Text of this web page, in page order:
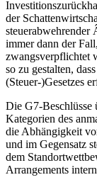
der
steuerabwehrender
immer dann der
zwangsverpflichtet
so zu gestalten,
(Steuer-)Gesetzes
Die G7-Beschlüsse
Kategorien des
die Abhängigkeit
und im Gegensatz
dem
Arrangements